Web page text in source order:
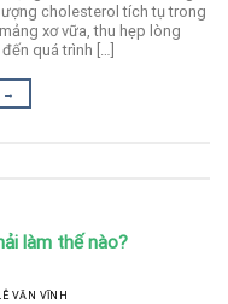
cholesterol tích tụ trong
xơ vữa, thu hẹp lòng
quá trình […]
→
làm thế nào?
LÊ VĂN VĨNH